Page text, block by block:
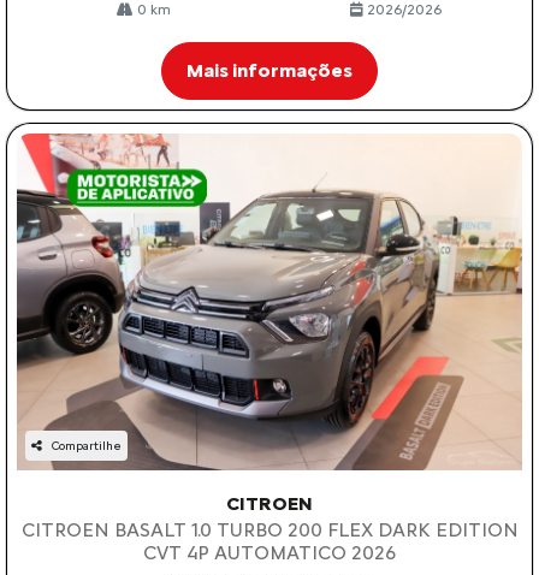
0 km 2026/2026
Mais informações
Compartilhe
CITROEN
CITROEN BASALT 1.0 TURBO 200 FLEX DARK EDITION
CVT 4P AUTOMATICO 2026